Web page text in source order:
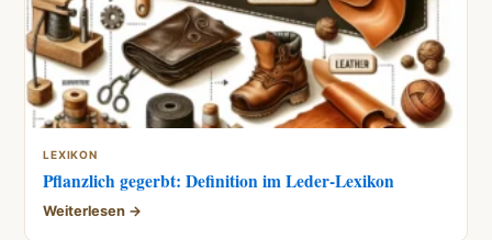
LEXIKON
Pflanzlich gegerbt: Definition im Leder-Lexikon
Weiterlesen →